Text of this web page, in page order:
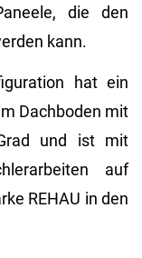
die den
kann.
hat ein
Dachboden mit
und ist mit
auf
REHAU in den